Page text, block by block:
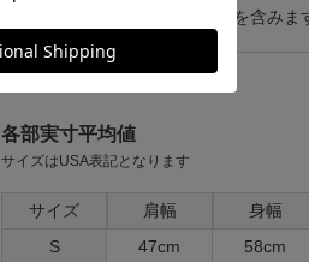
mの誤差を含みま
各部実寸平均値
サイズはUSA表記となります
サイズ 肩幅 身幅
S
47cm 58cm